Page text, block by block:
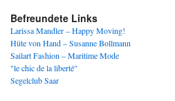
Befreundete Links
Larissa Mandler – Happy Moving!
Hüte von Hand – Susanne Bollmann
Sailart Fashion – Maritime Mode
"le chic de la liberté"
Segelclub Saar